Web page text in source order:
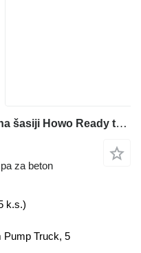
XCMG 2025 33m Pump Truck na šasiji Howo Ready to Ship
za beton
k.s.)
Pump Truck, 5